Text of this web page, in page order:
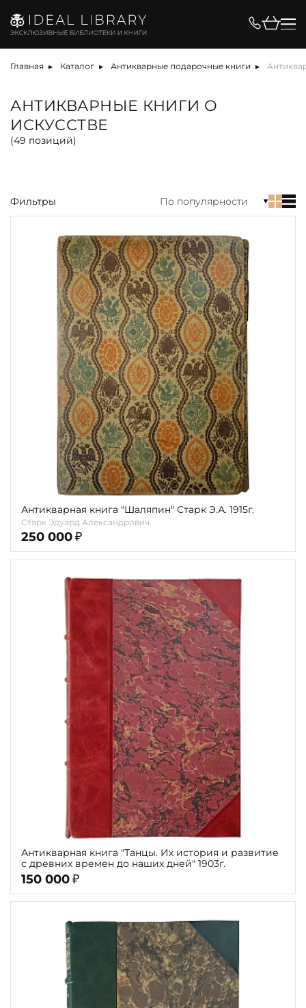
Главная Каталог Антикварные подарочные книги
АНТИКВАРНЫЕ КНИГИ О
ИСКУССТВЕ
(49 позиций)
Цена, ₽
Вид
книга
Материал
Тиснение
Пол и возраст
Переплёт
Наличие
Фильтры По популярности
Антикварная книга "Шаляпин" Старк Э.А. 1915г.
Старк Эдуард Александрович
250 000 ₽
Антикварная книга "Танцы. Их история и развитие
с древних времен до наших дней" 1903г.
150 000 ₽